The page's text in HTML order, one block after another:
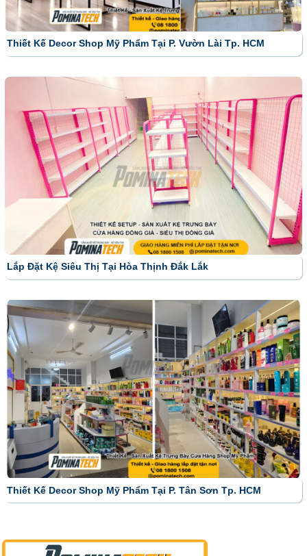
Thiết Kế Decor Shop Mỹ Phẩm Tại P. Vườn Lài Tp. HCM
Lắp Đặt Kệ Siêu Thị Tại Hòa Thịnh Đắk Lắk
Thiết Kế Decor Shop Mỹ Phẩm Tại P. Tân Sơn Tp. HCM